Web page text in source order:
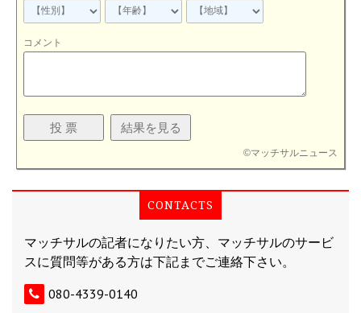
コメント
©マッチサルニュース
CONTACTS
マッチサルの記者になりたい方、マッチサルのサービ
スに質問等がある方は下記までご連絡下さい。
080-4339-0140